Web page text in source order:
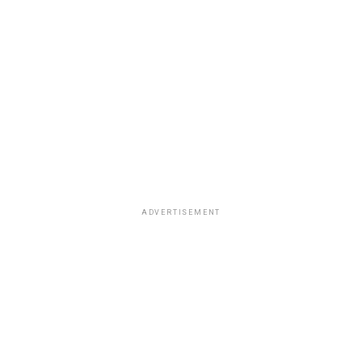
ADVERTISEMENT